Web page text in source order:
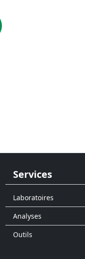
Services
Laboratoires
Analyses
Outils